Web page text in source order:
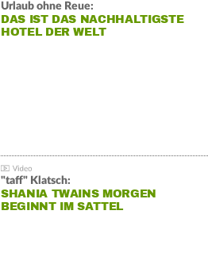
Urlaub ohne Reue:
DAS IST DAS NACHHALTIGSTE
HOTEL DER WELT
"taff" Klatsch:
SHANIA TWAINS MORGEN
BEGINNT IM SATTEL